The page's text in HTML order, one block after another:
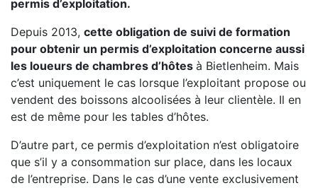
permis d’exploitation.
Depuis 2013, cette obligation de suivi de formation
pour obtenir un permis d’exploitation concerne aussi
les loueurs de chambres d’hôtes à Bietlenheim. Mais
c’est uniquement le cas lorsque l’exploitant propose ou
vendent des boissons alcoolisées à leur clientèle. Il en
est de même pour les tables d’hôtes.
D’autre part, ce permis d’exploitation n’est obligatoire
que s’il y a consommation sur place, dans les locaux
de l’entreprise. Dans le cas d’une vente exclusivement